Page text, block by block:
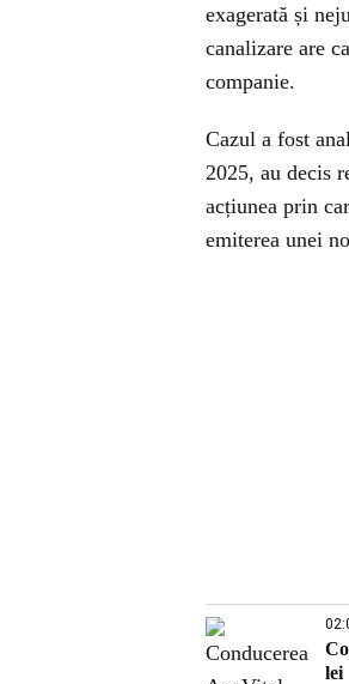
exagerată și
canalizare are
companie.
Cazul a fost
2025, au decis
acțiunea prin
emiterea unei
lei